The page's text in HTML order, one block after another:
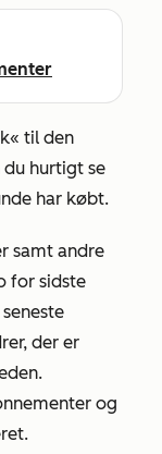
til den
hurtigt se
har købt.
samt andre
for sidste
der er
og